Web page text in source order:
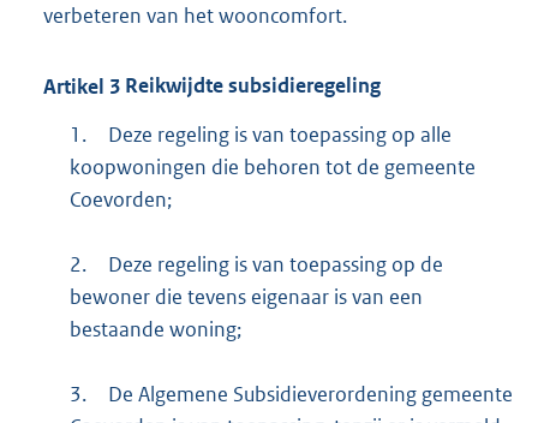
verbeteren van het wooncomfort.
Artikel 3 Reikwijdte subsidieregeling
1.
Deze regeling is van toepassing op alle
koopwoningen die behoren tot de gemeente
Coevorden;
2.
Deze regeling is van toepassing op de
bewoner die tevens eigenaar is van een
bestaande woning;
3.
De Algemene Subsidieverordening gemeente